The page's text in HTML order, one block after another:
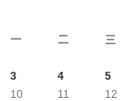
一
二 三
3
4 5
10
11 12